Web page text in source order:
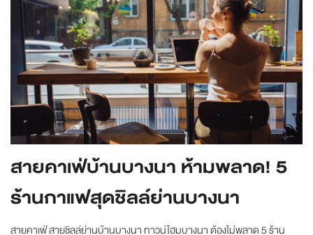
สายคาเฟ่บ้านบางนา ห้ามพลาด! 5
ร้านกาแฟสุดชิลล์ย่านบางนา
สายคาเฟ่ สายชิลล์ย่านบ้านบางนา ทาวน์โฮมบางนา ต้องไม่พลาด 5 ร้าน